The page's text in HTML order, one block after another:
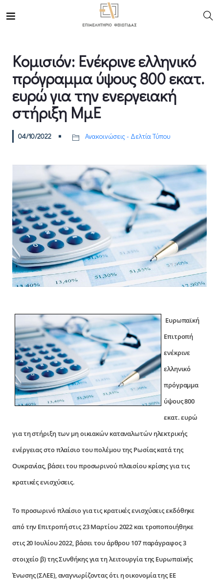
Κομισιόν: Ενέκρινε ελληνικό
πρόγραμμα ύψους 800 εκατ.
ευρώ για την ενεργειακή
στήριξη ΜμΕ
04/10/2022 Ανακοινώσεις - Δελτία Τύπου
Ευρωπαϊκή
Επιτροπή
ενέκρινε
ελληνικό
πρόγραμμα
ύψους 800
εκατ. ευρώ
για τη στήριξη των μη οικιακών καταναλωτών ηλεκτρικής
ενέργειας στο πλαίσιο του πολέμου της Ρωσίας κατά της
Ουκρανίας, βάσει του προσωρινού πλαισίου κρίσης για τις
κρατικές ενισχύσεις.
To προσωρινό πλαίσιο για τις κρατικές ενισχύσεις εκδόθηκε
από την Επιτροπή στις 23 Μαρτίου 2022 και τροποποιήθηκε
στις 20 Ιουλίου 2022, βάσει του άρθρου 107 παράγραφος 3
στοιχείο β) της Συνθήκης για τη λειτουργία της Ευρωπαϊκής
Ένωσης (ΣΛΕΕ), αναγνωρίζοντας ότι η οικονομία της ΕΕ